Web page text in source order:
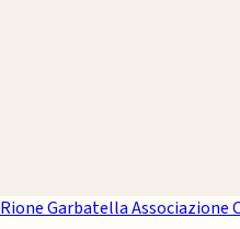
Rione GarbatellaAssociazione